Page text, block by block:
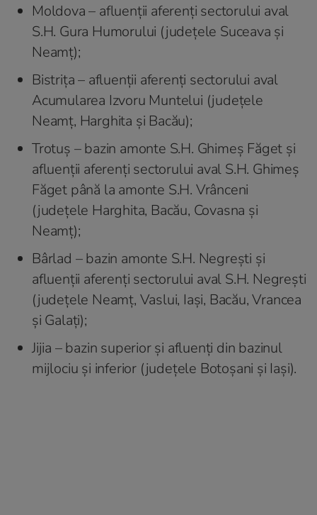
Moldova – afluenții aferenți sectorului aval
S.H. Gura Humorului (județele Suceava și
Neamț);
Bistrița – afluenții aferenți sectorului aval
Acumularea Izvoru Muntelui (județele
Neamț, Harghita și Bacău);
Trotuș – bazin amonte S.H. Ghimeș Făget și
afluenții aferenți sectorului aval S.H. Ghimeș
Făget până la amonte S.H. Vrânceni
(județele Harghita, Bacău, Covasna și
Neamț);
Bârlad – bazin amonte S.H. Negrești și
afluenții aferenți sectorului aval S.H. Negrești
(județele Neamț, Vaslui, Iași, Bacău, Vrancea
și Galați);
Jijia – bazin superior și afluenți din bazinul
mijlociu și inferior (județele Botoșani și Iași).